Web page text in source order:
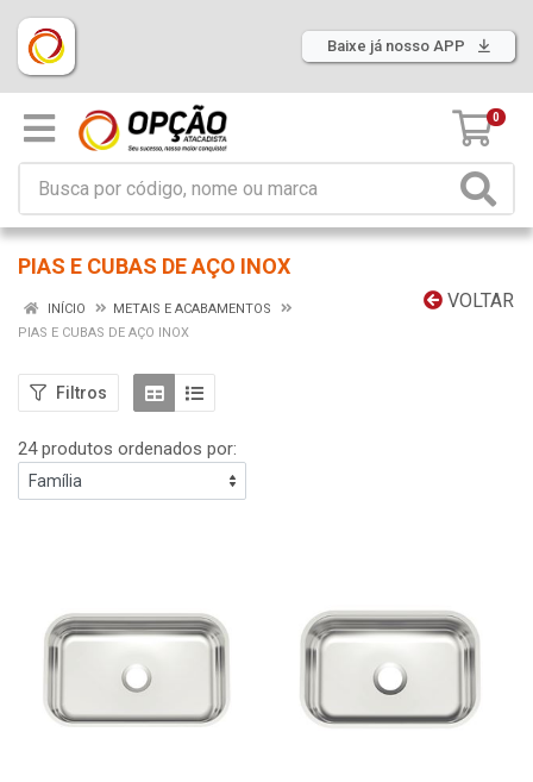
Baixe já nosso APP
0
PIAS E CUBAS DE AÇO INOX
VOLTAR
INÍCIO
METAIS E ACABAMENTOS
PIAS E CUBAS DE AÇO INOX
Filtros
24 produtos ordenados por: